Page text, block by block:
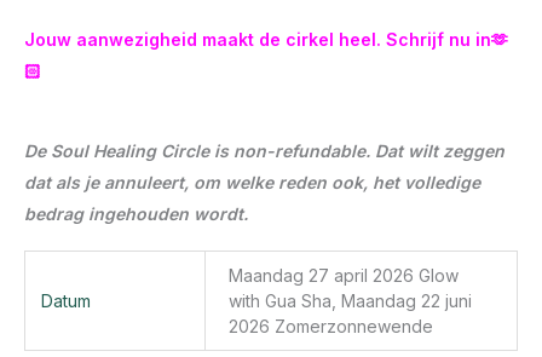
Jouw aanwezigheid maakt de cirkel heel. Schrijf nu in🫶
🏻
De Soul Healing Circle is non-refundable. Dat wilt zeggen
dat als je annuleert, om welke reden ook, het volledige
bedrag ingehouden wordt.
Datum
Maandag 27 april 2026 Glow
with Gua Sha, Maandag 22 juni
2026 Zomerzonnewende